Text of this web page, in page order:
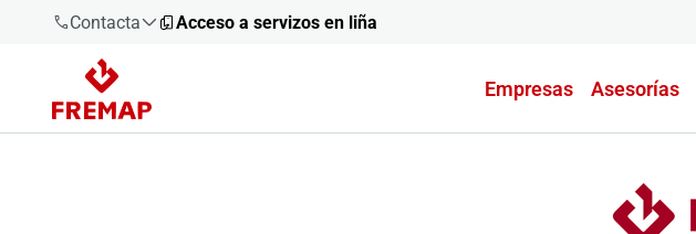
Contacta
900 61 00
61
Acceso a servizos en liña
Empresas Asesorías